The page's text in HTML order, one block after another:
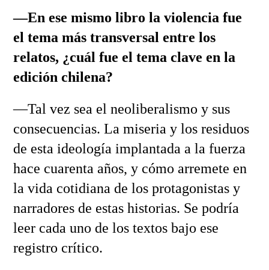
—En ese mismo libro la violencia fue
el tema más transversal entre los
relatos, ¿cuál fue el tema clave en la
edición chilena?
—Tal vez sea el neoliberalismo y sus
consecuencias. La miseria y los residuos
de esta ideología implantada a la fuerza
hace cuarenta años, y cómo arremete en
la vida cotidiana de los protagonistas y
narradores de estas historias. Se podría
leer cada uno de los textos bajo ese
registro crítico.